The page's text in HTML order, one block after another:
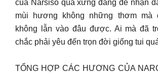
của Narsiso quá xứng đáng để nhận
mùi hương không những thơm mà
không lẫn vào đâu được. Ai mà đã
chắc phải yêu đến trọn đời giống tui
TỔNG HỢP CÁC HƯƠNG CỦA